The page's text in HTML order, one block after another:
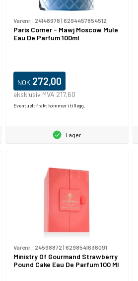
Varenr.: 24148978 | 6294457854512
Paris Corner - Mawj Moscow Mule
Eau De Parfum 100ml
NOK 272,00
eksklusiv MVA 217,60
Eventuelt frakt kommer i tillegg.
Lager
Varenr.: 24598872 | 6298541636091
Ministry Of Gourmand Strawberry
Pound Cake Eau De Parfum 100 Ml